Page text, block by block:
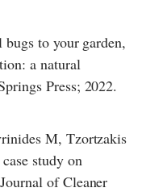
to your garden,
a natural
Press; 2022.
M, Tzortzakis
study on
of Cleaner